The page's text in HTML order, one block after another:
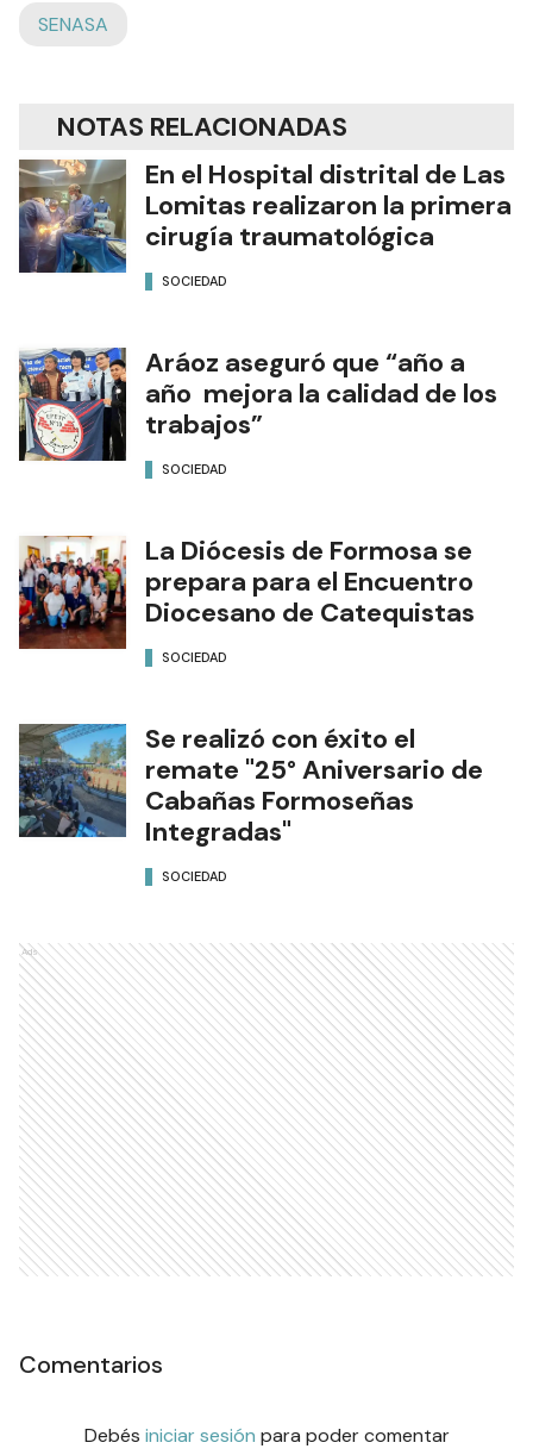
SENASA
NOTAS RELACIONADAS
En el Hospital distrital de Las
Lomitas realizaron la primera
cirugía traumatológica
SOCIEDAD
Aráoz aseguró que “año a
año mejora la calidad de los
trabajos”
SOCIEDAD
La Diócesis de Formosa se
prepara para el Encuentro
Diocesano de Catequistas
SOCIEDAD
Se realizó con éxito el
remate "25° Aniversario de
Cabañas Formoseñas
Integradas"
SOCIEDAD
Ads
Comentarios
Debés iniciar sesión para poder comentar